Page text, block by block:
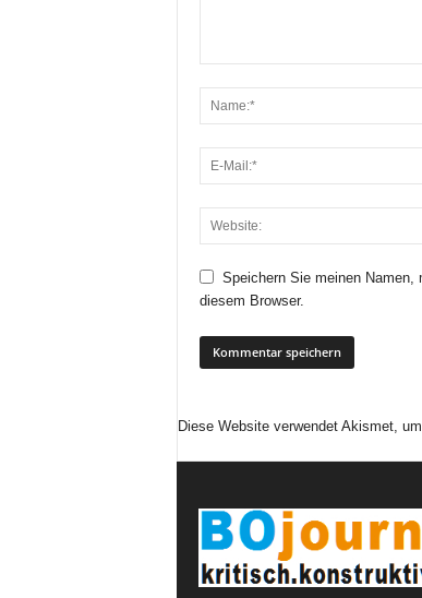
Speichern Sie meinen Namen,
diesem Browser.
Diese Website verwendet Akismet,